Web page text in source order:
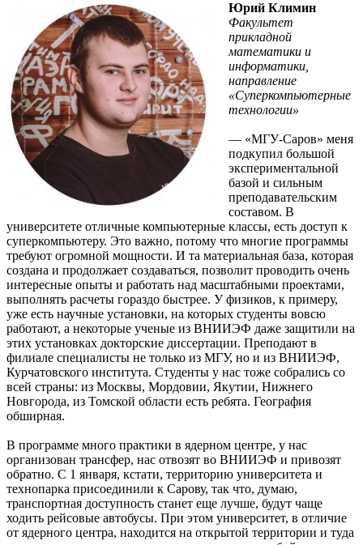
Юрий Климин
Факультет
прикладной
математики и
информатики,
направление
«Суперкомпьютерные
технологии»
— «МГУ-Саров» меня
подкупил большой
экспериментальной
базой и сильным
преподавательским
составом. В
университете отличные компьютерные классы, есть доступ к
суперкомпьютеру. Это важно, потому что многие программы
требуют огромной мощности. И та материальная база, которая
создана и продолжает создаваться, позволит проводить очень
интересные опыты и работать над масштабными проектами,
выполнять расчеты гораздо быстрее. У физиков, к примеру,
уже есть научные установки, на которых студенты вовсю
работают, а некоторые ученые из ВНИИЭФ даже защитили на
этих установках докторские диссертации. Преподают в
филиале специалисты не только из МГУ, но и из ВНИИЭФ,
Курчатовского института. Студенты у нас тоже собрались со
всей страны: из Москвы, Мордовии, Якутии, Нижнего
Новгорода, из Томской области есть ребята. География
обширная.
В программе много практики в ядерном центре, у нас
организован трансфер, нас отвозят во ВНИИЭФ и привозят
обратно. С 1 января, кстати, территорию университета и
технопарка присоединили к Сарову, так что, думаю,
транспортная доступность станет еще лучше, будут чаще
ходить рейсовые автобусы. При этом университет, в отличие
от ядерного центра, находится на открытой территории и туда